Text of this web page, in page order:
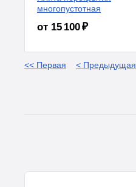
многопустотная
от 15 100 ₽
<< Первая < Предыдущая